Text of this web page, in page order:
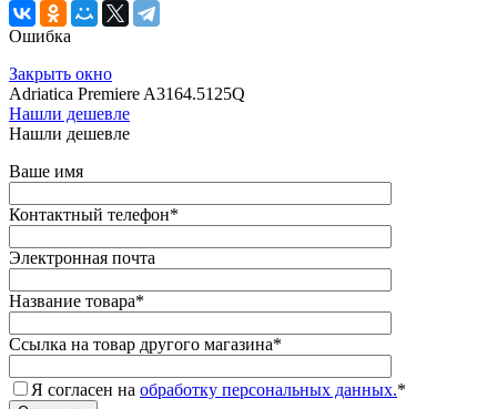
Ошибка
Закрыть окно
Adriatica Premiere A3164.5125Q
Нашли дешевле
Нашли дешевле
Ваше имя
Контактный телефон*
Электронная почта
Название товара*
Ссылка на товар другого магазина*
Я согласен на обработку персональных данных.*